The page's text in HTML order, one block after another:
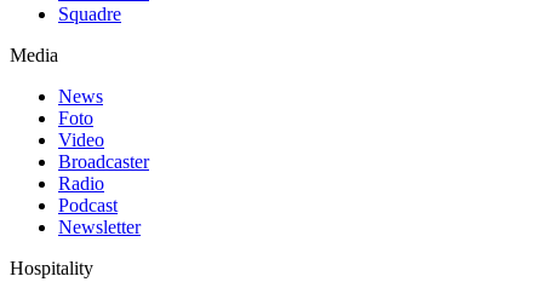
Squadre
Media
News
Foto
Video
Broadcaster
Radio
Podcast
Newsletter
Hospitality